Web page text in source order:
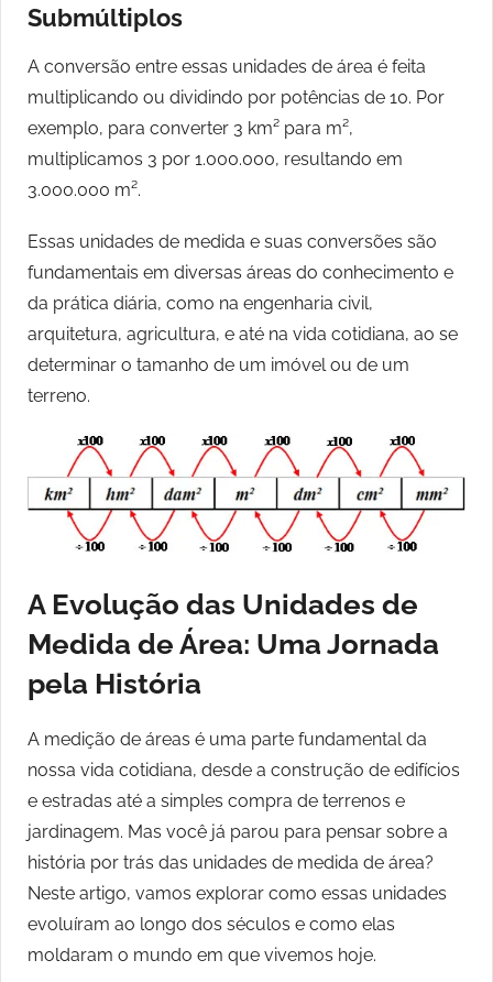
Submúltiplos
A conversão entre essas unidades de área é feita
multiplicando ou dividindo por potências de 10. Por
exemplo, para converter 3 km² para m²,
multiplicamos 3 por 1.000.000, resultando em
3.000.000 m².
Essas unidades de medida e suas conversões são
fundamentais em diversas áreas do conhecimento e
da prática diária, como na engenharia civil,
arquitetura, agricultura, e até na vida cotidiana, ao se
determinar o tamanho de um imóvel ou de um
terreno.
A Evolução das Unidades de
Medida de Área: Uma Jornada
pela História
A medição de áreas é uma parte fundamental da
nossa vida cotidiana, desde a construção de edifícios
e estradas até a simples compra de terrenos e
jardinagem. Mas você já parou para pensar sobre a
história por trás das unidades de medida de área?
Neste artigo, vamos explorar como essas unidades
evoluíram ao longo dos séculos e como elas
moldaram o mundo em que vivemos hoje.